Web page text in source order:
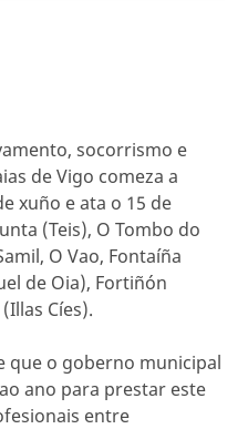
socorrismo e
de Vigo comeza a
xuño e ata o 15 de
(Teis), O Tombo do
O Vao, Fontaíña
de Oia), Fortiñón
Cíes).
que o goberno municipal
ano para prestar este
entre